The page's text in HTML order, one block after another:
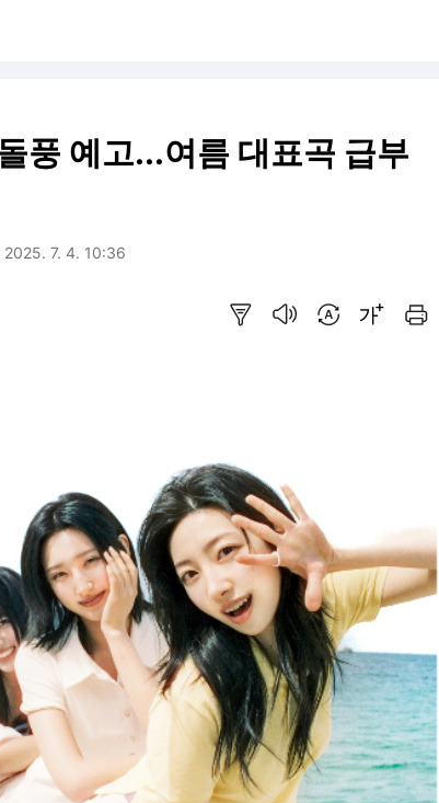
풍 예고...여름 대표곡 급부
2025. 7. 4. 10:36